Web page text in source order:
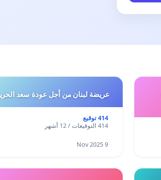
عريضة لبنان من أجل عودة سعد
414 توقيع
414 التوقيعات / 12 أشهر
9 Nov 2025